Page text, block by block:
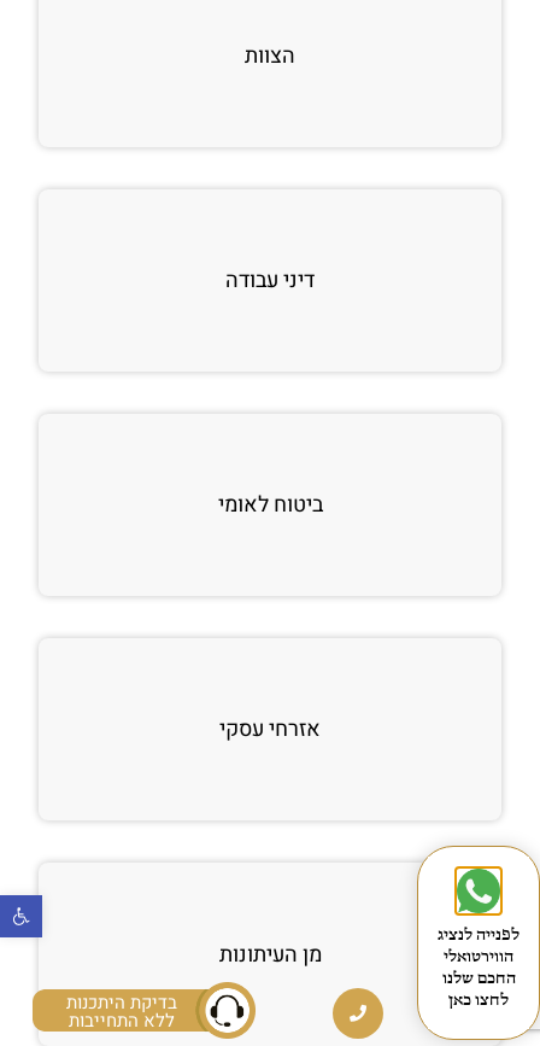
בדיקת היתכנות
ללא התחייבות
הצוות
דיני עבודה
ביטוח לאומי
אזרחי עסקי
מן העיתונות
לפנייה לנציג
הווירטואלי
החכם שלנו
לחצו כאן